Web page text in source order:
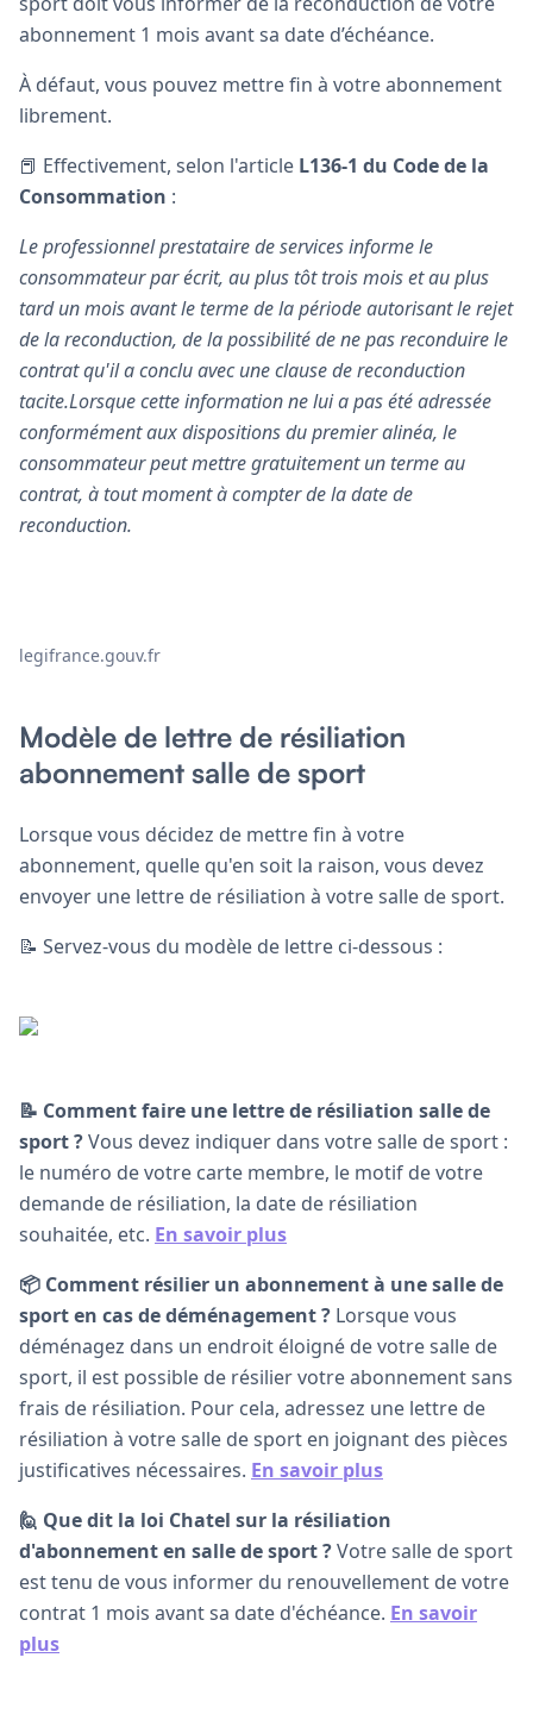
abonnement 1 mois avant sa date d’échéance.
À défaut, vous pouvez mettre fin à votre abonnement
librement.
📕 Effectivement, selon l'article L136-1 du Code de la
Consommation :
Le professionnel prestataire de services informe le
consommateur par écrit, au plus tôt trois mois et au plus
tard un mois avant le terme de la période autorisant le rejet
de la reconduction, de la possibilité de ne pas reconduire le
contrat qu'il a conclu avec une clause de reconduction
tacite.Lorsque cette information ne lui a pas été adressée
conformément aux dispositions du premier alinéa, le
consommateur peut mettre gratuitement un terme au
contrat, à tout moment à compter de la date de
reconduction.
legifrance.gouv.fr
Modèle de lettre de résiliation
abonnement salle de sport
Lorsque vous décidez de mettre fin à votre
abonnement, quelle qu'en soit la raison, vous devez
envoyer une lettre de résiliation à votre salle de sport.
📝 Servez-vous du modèle de lettre ci-dessous :
📝 Comment faire une lettre de résiliation salle de
sport ?Vous devez indiquer dans votre salle de sport :
le numéro de votre carte membre, le motif de votre
demande de résiliation, la date de résiliation
souhaitée, etc. En savoir plus
📦 Comment résilier un abonnement à une salle de
sport en cas de déménagement ? Lorsque vous
déménagez dans un endroit éloigné de votre salle de
sport, il est possible de résilier votre abonnement sans
frais de résiliation. Pour cela, adressez une lettre de
résiliation à votre salle de sport en joignant des pièces
justificatives nécessaires. En savoir plus
🙋 Que dit la loi Chatel sur la résiliation
d'abonnement en salle de sport ?Votre salle de sport
est tenu de vous informer du renouvellement de votre
contrat 1 mois avant sa date d'échéance. En savoir
plus